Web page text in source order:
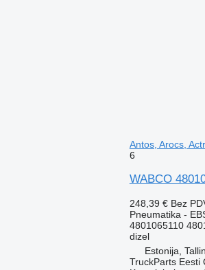
Antos, Arocs,
6
WABCO
248,39 € Bez
Pneumatika -
4801065110
dizel
Estonija,
TruckParts Eesti